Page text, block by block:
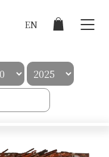
EN